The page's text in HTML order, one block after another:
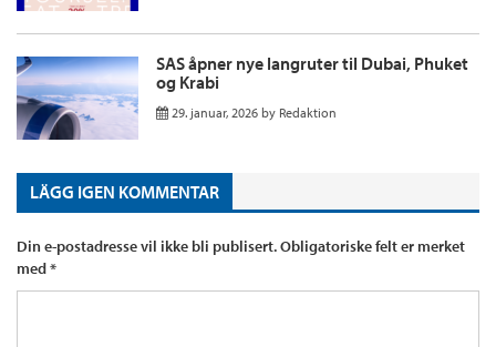
SAS åpner nye langruter til Dubai, Phuket
og Krabi
29. januar, 2026 by Redaktion
LÄGG IGEN KOMMENTAR
Din e-postadresse vil ikke bli publisert.Obligatoriske felt er merket
med*